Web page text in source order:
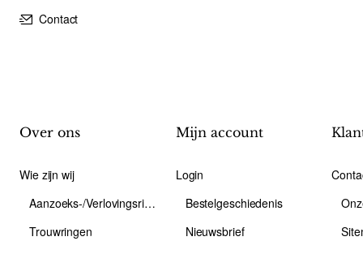
Contact
Over ons
Wie zijn wij
Aanzoeks-/Verlovingsring
Trouwringen
Mijn account
Login
Bestelgeschiedenis
Nieuwsbrief